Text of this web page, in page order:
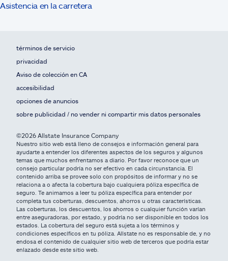
Asistencia en la carretera
términos de servicio
privacidad
Aviso de colección en CA
accesibilidad
opciones de anuncios
sobre publicidad / no vender ni compartir mis datos personales
©2026 Allstate Insurance Company
Nuestro sitio web está lleno de consejos e información general para
ayudarte a entender los diferentes aspectos de los seguros y algunos
temas que muchos enfrentamos a diario. Por favor reconoce que un
consejo particular podría no ser efectivo en cada circunstancia. El
contenido arriba se provee solo con propósitos de informar y no se
relaciona a o afecta la cobertura bajo cualquiera póliza específica de
seguro. Te animamos a leer tu póliza específica para entender por
completa tus coberturas, descuentos, ahorros u otras características.
Las coberturas, los descuentos, los ahorros o cualquier función varían
entre aseguradoras, por estado, y podría no ser disponible en todos los
estados. La cobertura del seguro está sujeta a los términos y
condiciones específicos en tu póliza. Allstate no es responsable de, y no
endosa el contenido de cualquier sitio web de terceros que podría estar
enlazado desde este sitio web.